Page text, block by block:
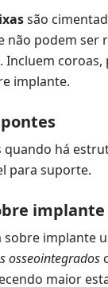
são
não podem ser
Incluem coroas,
implante.
quando há
para suporte.
implante
sobre implante
osseointegrados
maior